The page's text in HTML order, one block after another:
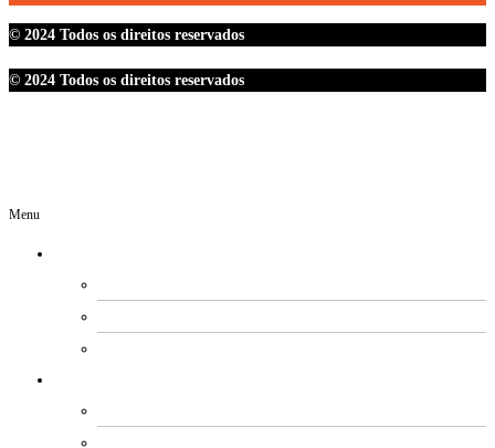
© 2024 Todos os direitos reservados
© 2024 Todos os direitos reservados
Menu